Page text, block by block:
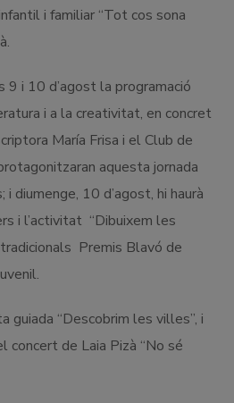
i familiar “Tot cos sona
9 i 10 d’agost la programació
i a la creativitat, en concret
María Frisa i el Club de
aquesta jornada
diumenge, 10 d’agost, hi haurà
i l’activitat “Dibuixem les
Premis Blavó de
guiada “Descobrim les villes”, i
concert de Laia Pizà “No sé